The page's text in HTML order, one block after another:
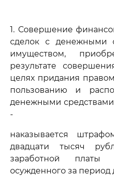
1. Совершение
сделок с денежными
имуществом,
результате
целях придания
пользованию и
денежными
-
наказывается
двадцати тысяч
заработной
осужденного за период